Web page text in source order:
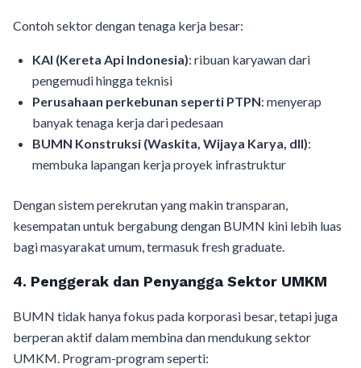
Contoh sektor dengan tenaga kerja besar:
KAI (Kereta Api Indonesia): ribuan karyawan dari
pengemudi hingga teknisi
Perusahaan perkebunan seperti PTPN: menyerap
banyak tenaga kerja dari pedesaan
BUMN Konstruksi (Waskita, Wijaya Karya, dll):
membuka lapangan kerja proyek infrastruktur
Dengan sistem perekrutan yang makin transparan,
kesempatan untuk bergabung dengan BUMN kini lebih luas
bagi masyarakat umum, termasuk fresh graduate.
4. Penggerak dan Penyangga Sektor UMKM
BUMN tidak hanya fokus pada korporasi besar, tetapi juga
berperan aktif dalam membina dan mendukung sektor
UMKM. Program-program seperti: